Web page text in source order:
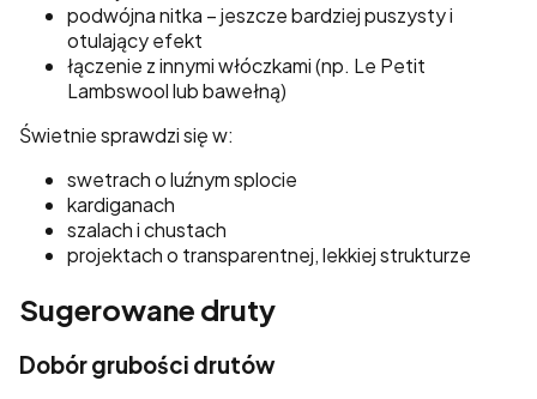
podwójna nitka – jeszcze bardziej puszysty i
otulający efekt
łączenie z innymi włóczkami (np. Le Petit
Lambswool lub bawełną)
Świetnie sprawdzi się w:
swetrach o luźnym splocie
kardiganach
szalach i chustach
projektach o transparentnej, lekkiej strukturze
Sugerowane druty
Dobór grubości drutów